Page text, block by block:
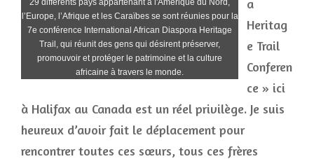
29 différents pays appartenant à l'Amérique du Nord,
l’Europe, l’Afrique et les Caraïbes se sont réunies pour la
7e conférence International African Diaspora Heritage
Trail, qui réunit des gens qui désirent préserver,
promouvoir et protéger le patrimoine et la culture
africaine à travers le monde.
a
Heritag
e Trail
Conferen
ce » ici
à Halifax au Canada est un réel privilège. Je suis
heureux d’avoir fait le déplacement pour
rencontrer toutes ces sœurs, tous ces frères